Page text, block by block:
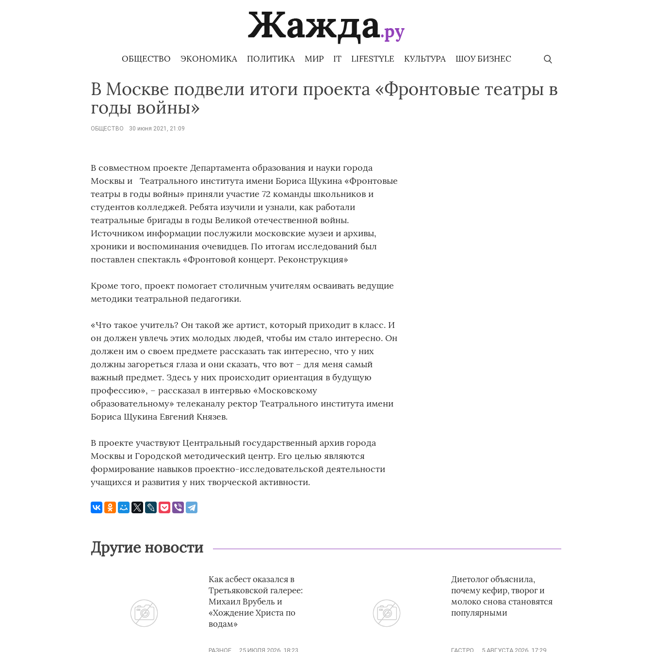
ОБЩЕСТВО ЭКОНОМИКА ПОЛИТИКА МИР IT LIFESTYLE КУЛЬТУРА ШОУ БИЗНЕС
В Москве подвели итоги проекта «Фронтовые театры в
годы войны»
ОБЩЕСТВО 30 июня 2021, 21:09
В совместном проекте Департамента образования и науки города
Москвы и Театрального института имени Бориса Щукина «Фронтовые
театры в годы войны» приняли участие 72 команды школьников и
студентов колледжей. Ребята изучили и узнали, как работали
театральные бригады в годы Великой отечественной войны.
Источником информации послужили московские музеи и архивы,
хроники и воспоминания очевидцев. По итогам исследований был
поставлен спектакль «Фронтовой концерт. Реконструкция»
Кроме того, проект помогает столичным учителям осваивать ведущие
методики театральной педагогики.
«Что такое учитель? Он такой же артист, который приходит в класс. И
он должен увлечь этих молодых людей, чтобы им стало интересно. Он
должен им о своем предмете рассказать так интересно, что у них
должны загореться глаза и они сказать, что вот – для меня самый
важный предмет. Здесь у них происходит ориентация в будущую
профессию», – рассказал в интервью «Московскому
образовательному» телеканалу ректор Театрального института имени
Бориса Щукина Евгений Князев.
В проекте участвуют Центральный государственный архив города
Москвы и Городской методический центр. Его целью являются
формирование навыков проектно-исследовательской деятельности
учащихся и развития у них творческой активности.
Другие новости
Как асбест оказался в
Третьяковской галерее:
Михаил Врубель и
«Хождение Христа по
водам»
РАЗНОЕ 25 ИЮЛЯ 2026, 18:23
Диетолог объяснила,
почему кефир, творог и
молоко снова становятся
популярными
ГАСТРО 5 АВГУСТА 2026, 17:29